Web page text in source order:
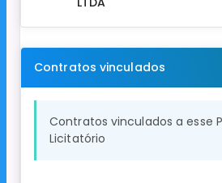
Contratos vinculados
Contratos vinculados a esse
Licitatório